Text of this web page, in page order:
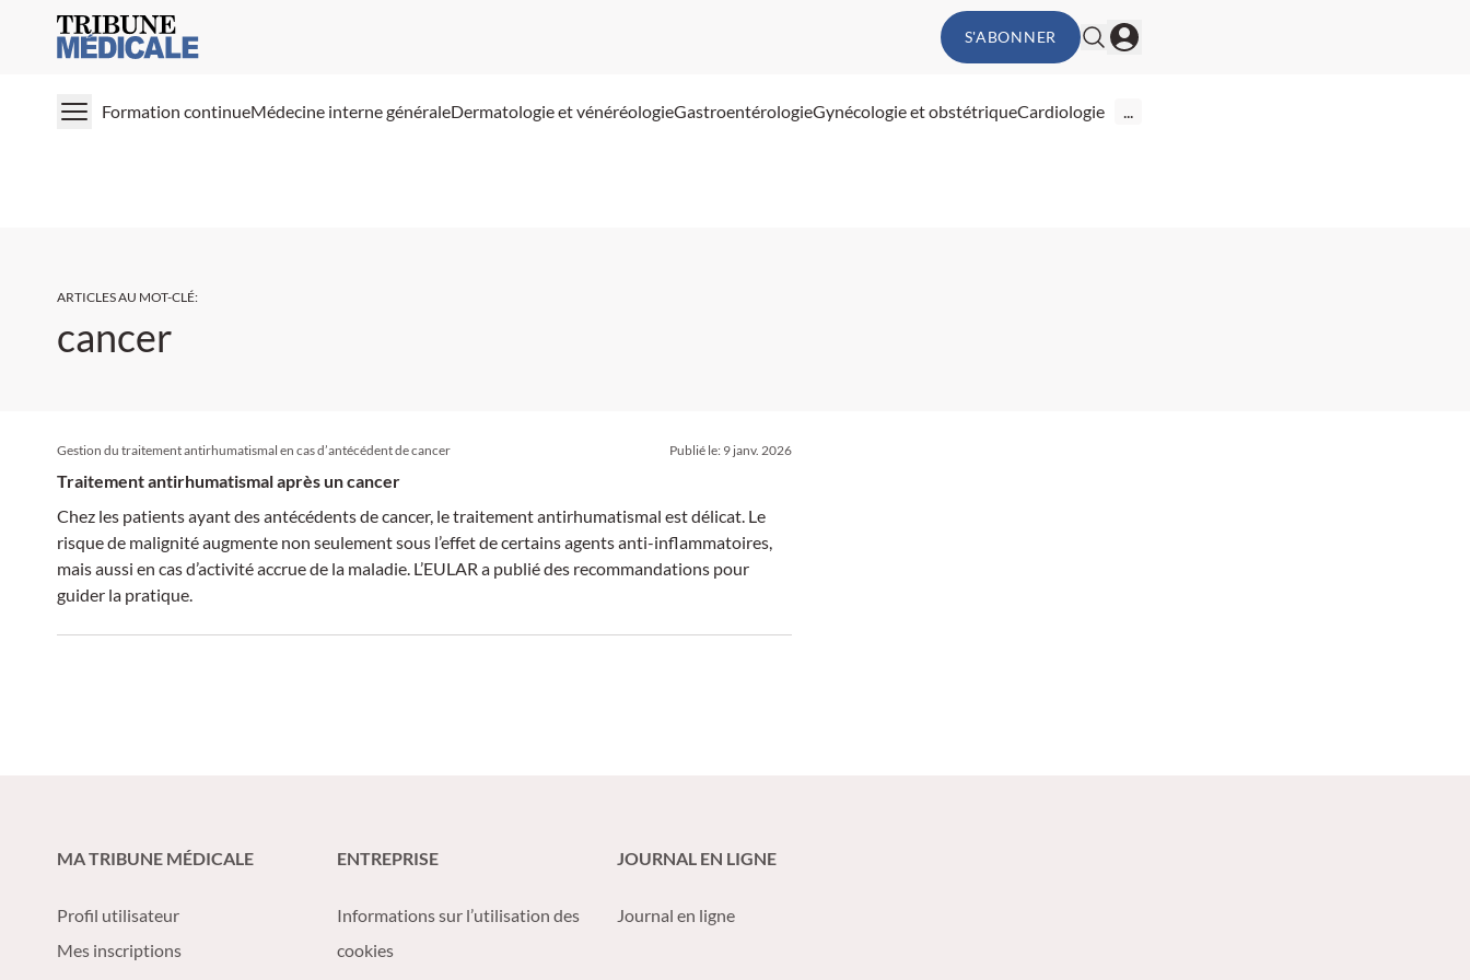
Medical Tribune S'ABONNER
Formation continueMédecine interne généraleDermatologie et vénéréologieGastroentérologieGynécologie et obstétriqueCardiologie ...
ARTICLES AU MOT-CLÉ:
cancer
Gestion du traitement antirhumatismal en cas d’antécédent de cancer Publié le: 9 janv. 2026
Traitement antirhumatismal après un cancer
Chez les patients ayant des antécédents de cancer, le traitement antirhumatismal est délicat. Le
risque de malignité augmente non seulement sous l’effet de certains agents anti-inflammatoires,
mais aussi en cas d’activité accrue de la maladie. L’EULAR a publié des recommandations pour
guider la pratique.
MA TRIBUNE MÉDICALE
Profil utilisateur
Mes inscriptions
ENTREPRISE
Informations sur l’utilisation des
cookies
JOURNAL EN LIGNE
Journal en ligne